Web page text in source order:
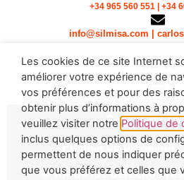
+34 965 560 551 | +34
info@silmisa.com |
MENÚ
Política de
Política de privacidad
© Todos los derechos
Les cookies de ce site Internet
améliorer votre expérience de
vos préférences et pour des
obtenir plus d’informations à
veuillez visiter notre Politique de
inclus quelques options de
permettent de nous indiquer
que vous préférez et celles que